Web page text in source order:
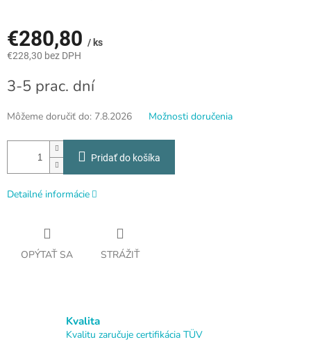
€280,80 / ks
€228,30 bez DPH
cena:
3-5 prac. dní
Môžeme doručiť do: 7.8.2026 Možnosti doručenia
Pridať do košíka
Detailné informácie
OPÝTAŤ SA STRÁŽIŤ
Kvalita
Kvalitu zaručuje certifikácia TÜV